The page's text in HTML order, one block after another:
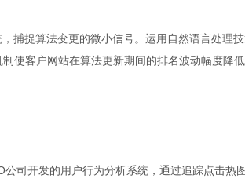
捕捉算法变更的微小信号。运用自然语言处理
使客户网站在算法更新期间的排名波动幅度降低
司开发的用户行为分析系统，通过追踪点击热图